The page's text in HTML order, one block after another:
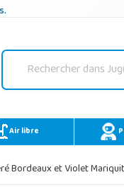
Air libre
Bordeaux et Violet